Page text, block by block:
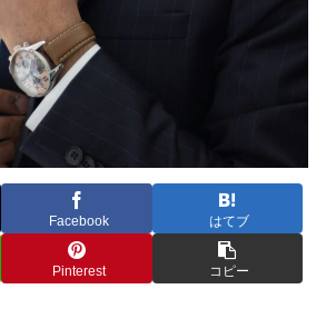
Facebook はてブ
Pinterest コピー